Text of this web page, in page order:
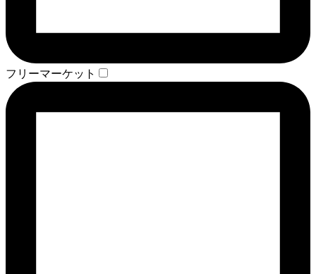
フリーマーケット